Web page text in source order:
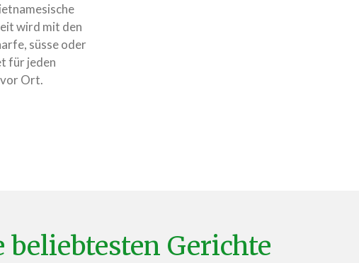
wird mit den
süsse oder
für jeden
Ort.
beliebtesten Gerichte